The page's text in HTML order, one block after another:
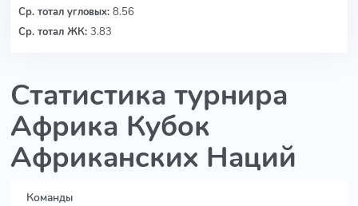
Ср. тотал угловых: 8.56
Ср. тотал ЖК: 3.83
Статистика турнира
Африка Кубок
Африканских Наций
Команды